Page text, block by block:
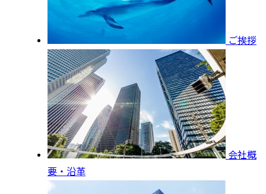
ご挨拶
会社概
要・沿革